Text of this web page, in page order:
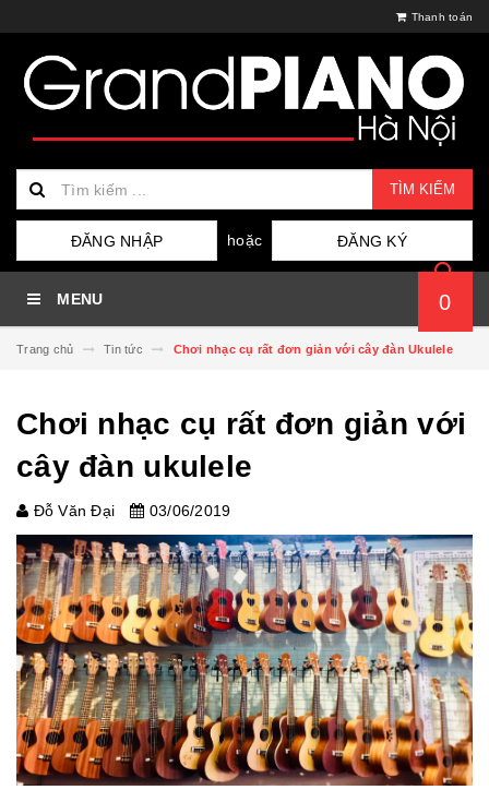
Thanh toán
TÌM KIẾM
ĐĂNG NHẬP hoặc ĐĂNG KÝ
MENU 0
Trang chủ Tin tức Chơi nhạc cụ rất đơn giản với cây đàn Ukulele
Chơi nhạc cụ rất đơn giản với
cây đàn ukulele
Đỗ Văn Đại 03/06/2019